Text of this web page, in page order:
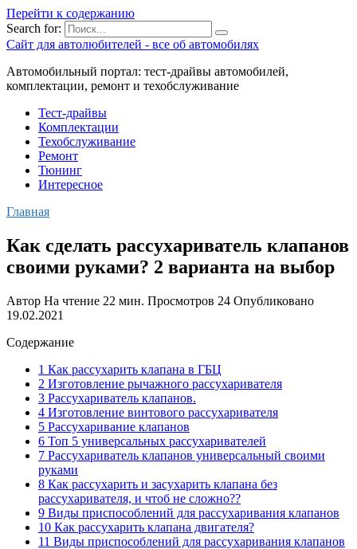
Перейти к содержанию
Search for:
Сайт для автолюбителей - все об автомобилях
Автомобильный портал: тест-драйвы автомобилей,
комплектации, ремонт и техобслуживание
Тест-драйвы
Комплектации
Техобслуживание
Ремонт
Тюнинг
Интересное
Главная
Как сделать рассухариватель клапанов
своими руками? 2 варианта на выбор
Автор На чтение 22 мин. Просмотров 24 Опубликовано
19.02.2021
Содержание
1 Как рассухарить клапана в ГБЦ
2 Изготовление рычажного рассухаривателя
3 Рассухариватель клапанов.
4 Изготовление винтового рассухаривателя
5 Рассухаривание клапанов
6 Топ 5 универсальных рассухаривателей
7 Рассухариватель клапанов универсальный своими
руками
8 Как рассухарить и засухарить клапана без
рассухаривателя, и чтоб не сложно??
9 Виды приспособлений для рассухаривания клапанов
10 Как рассухарить клапана двигателя?
11 Виды приспособлений для рассухаривания клапанов